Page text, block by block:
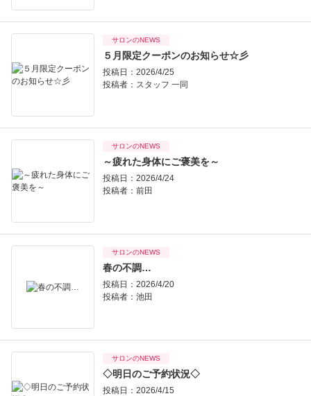
サロンのNEWS
５月限定クーポンのお知らせ☆彡
投稿日：2026/4/25
投稿者： スタッフ 一同
サロンのNEWS
～疲れた身体にご褒美を～
投稿日：2026/4/24
投稿者： 前田
サロンのNEWS
春の不調…
投稿日：2026/4/20
投稿者： 池田
サロンのNEWS
◇明日のご予約状況◇
投稿日：2026/4/15